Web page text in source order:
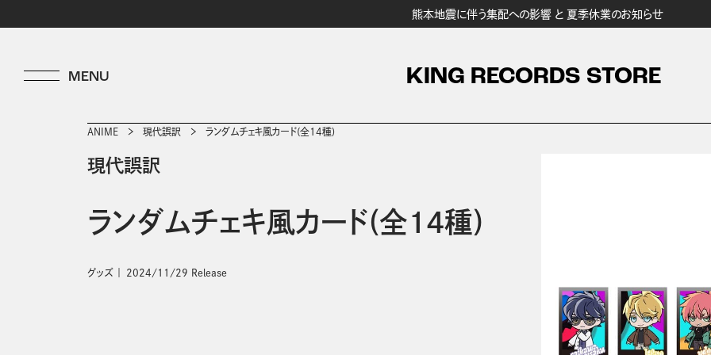
熊本地震に伴う集配への影響 と 夏季休業のお知らせ
KING RECORDS STORE
ANIME 現代誤訳 ランダムチェキ風カード(全14種)
現代誤訳
ランダムチェキ風カード(全14種)
グッズ 2024/11/29 Release